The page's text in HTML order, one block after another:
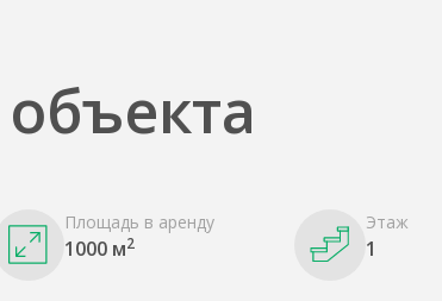
Площадь в аренду
1000 м2
Этаж
1